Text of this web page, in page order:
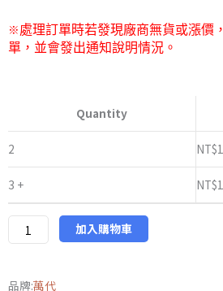
※處理訂單時若發現廠商無貨或漲價
單，並會發出通知說明情況。
Quantity
2 NT$
3 + NT$
限
定
30MS
SIS-
Tc10m
瑞
加入購物車
品牌:萬代